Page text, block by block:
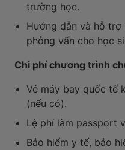
trường học.
Hướng dẫn và hỗ trợ
phỏng vấn cho học
Chi phí chương trình
Vé máy bay quốc tế
(nếu có).
Lệ phí làm passport
Bảo hiểm y tế, bảo